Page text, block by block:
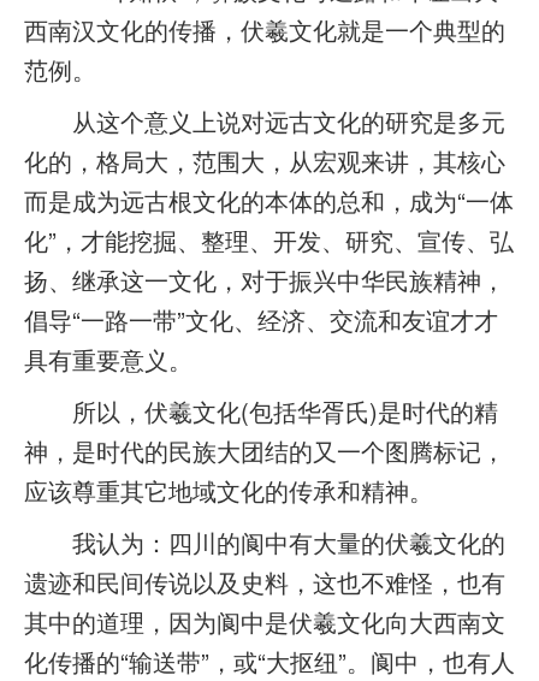
西南汉文化的传播，伏羲文化就是一个典型的
范例。
从这个意义上说对远古文化的研究是多元
化的，格局大，范围大，从宏观来讲，其核心
而是成为远古根文化的本体的总和，成为“一体
化”，才能挖掘、整理、开发、研究、宣传、弘
扬、继承这一文化，对于振兴中华民族精神，
倡导“一路一带”文化、经济、交流和友谊才才
具有重要意义。
所以，伏羲文化(包括华胥氏)是时代的精
神，是时代的民族大团结的又一个图腾标记，
应该尊重其它地域文化的传承和精神。
我认为：四川的阆中有大量的伏羲文化的
遗迹和民间传说以及史料，这也不难怪，也有
其中的道理，因为阆中是伏羲文化向大西南文
化传播的“输送带”，或“大抠纽”。阆中，也有人